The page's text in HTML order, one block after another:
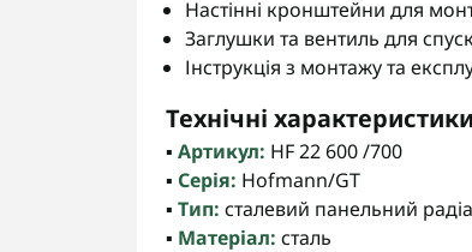
Настінні кронштейни для
Заглушки та вентиль для
Інструкція з монтажу та
Технічні характеристики
▪️ Артикул: HF 22 600 /700
▪️ Серія: Hofmann/GT
▪️ Тип: сталевий панельний
▪️ Матеріал: сталь